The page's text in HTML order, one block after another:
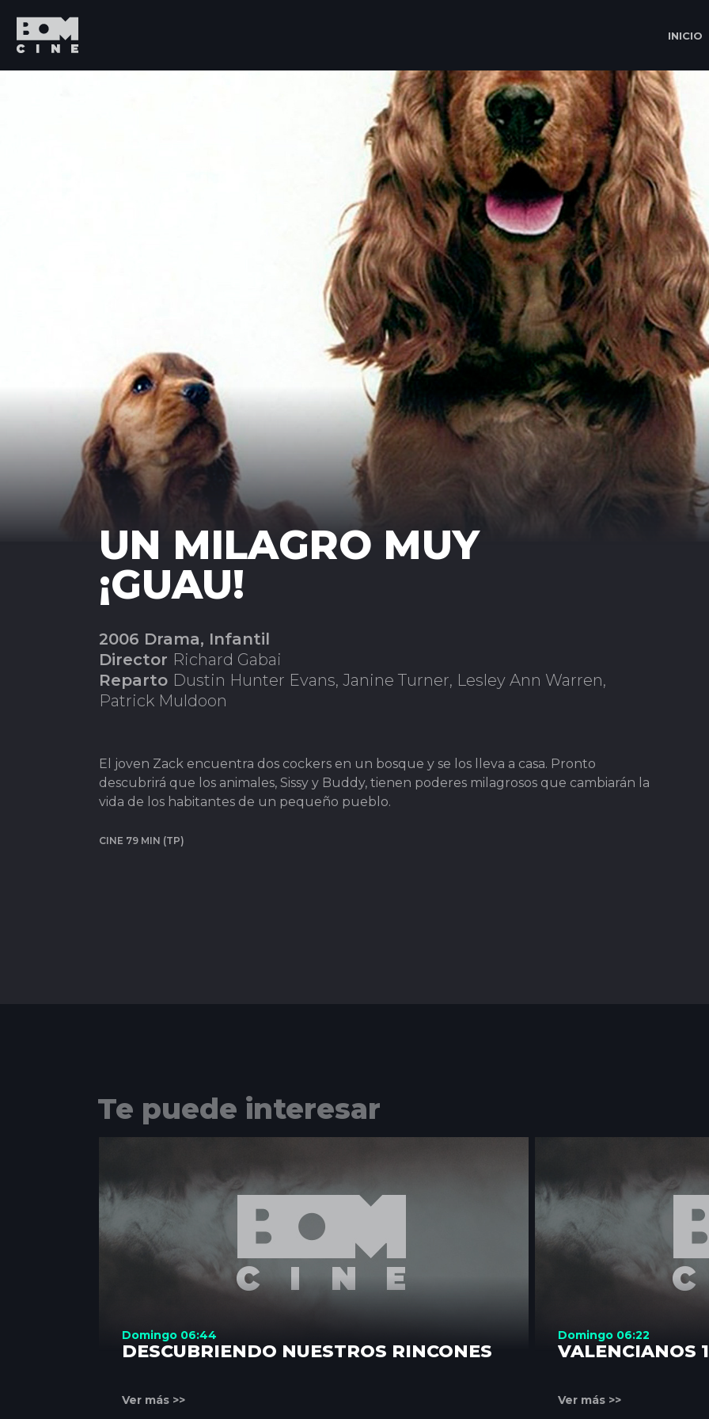
INICIO
UN MILAGRO MUY
¡GUAU!
2006 Drama, Infantil
Director Richard Gabai
Reparto Dustin Hunter Evans, Janine Turner, Lesley Ann Warren,
Patrick Muldoon
El joven Zack encuentra dos cockers en un bosque y se los lleva a casa. Pronto
descubrirá que los animales, Sissy y Buddy, tienen poderes milagrosos que cambiarán la
vida de los habitantes de un pequeño pueblo.
CINE 79 MIN (TP)
Te puede interesar
Domingo 06:44
DESCUBRIENDO NUESTROS RINCONES
Ver más >>
Domingo 06:22
VALENCIANOS
Ver más >>